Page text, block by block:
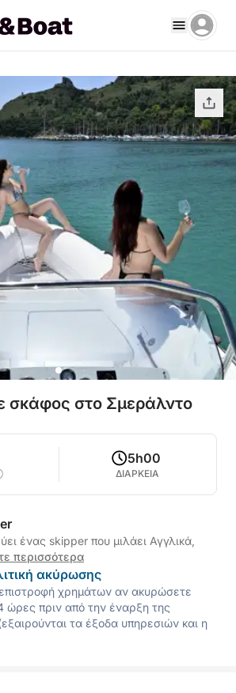
σκάφος στο Σμεράλντο
5h00
ΔΙΑΡΚΕΙΑ
ένας skipper που μιλάει Αγγλικά,
περισσότερα
ακύρωσης
χρημάτων αν ακυρώσετε
ώρες πριν από την έναρξη της
τα έξοδα υπηρεσιών και η